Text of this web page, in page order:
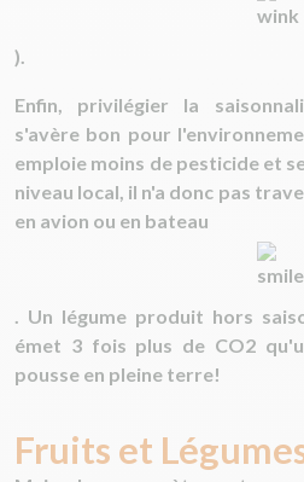
).
Enfin, privilégier la
s'avère bon pour
emploie moins de pesticide et
niveau local, il n'a donc pas
en avion ou en bateau
. Un légume produit hors
émet 3 fois plus de CO2
pousse en pleine terre!
Fruits et